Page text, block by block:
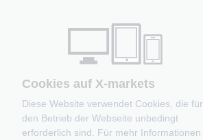
Cookies auf X-markets
Diese Website verwendet Cookies, die für
den Betrieb der Webseite unbedingt
erforderlich sind. Für mehr Informationen